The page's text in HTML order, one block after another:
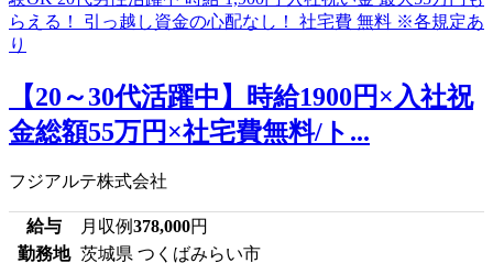
【20～30代活躍中】時給1900円×入社祝
金総額55万円×社宅費無料/ト...
フジアルテ株式会社
給与 月収例378,000円
勤務地 茨城県 つくばみらい市